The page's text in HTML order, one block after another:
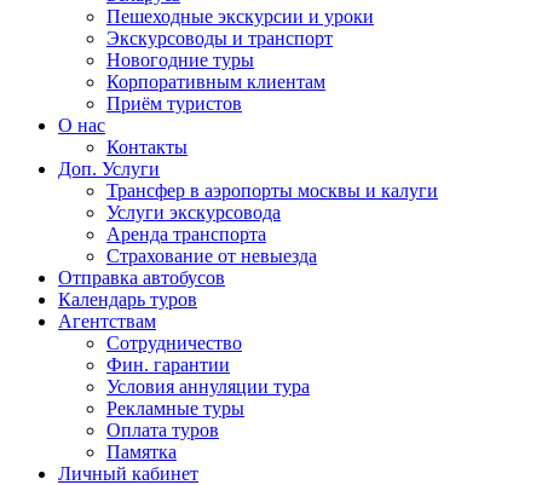
Пешеходные экскурсии и уроки
Экскурсоводы и транспорт
Новогодние туры
Корпоративным клиентам
Приём туристов
О нас
Контакты
Доп. Услуги
Трансфер в аэропорты москвы и калуги
Услуги экскурсовода
Аренда транспорта
Страхование от невыезда
Отправка автобусов
Календарь туров
Агентствам
Сотрудничество
Фин. гарантии
Условия аннуляции тура
Рекламные туры
Оплата туров
Памятка
Личный кабинет